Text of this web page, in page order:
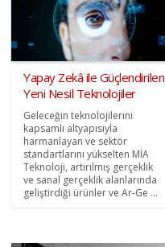
Yapay Zekâ ile Güçlendirilen
Yeni Nesil Teknolojiler
Geleceğin teknolojilerini
kapsamlı altyapısıyla
harmanlayan ve sektör
standartlarını yükselten MİA
Teknoloji, artırılmış gerçeklik
ve sanal gerçeklik alanlarında
geliştirdiği ürünler ve Ar-Ge ...